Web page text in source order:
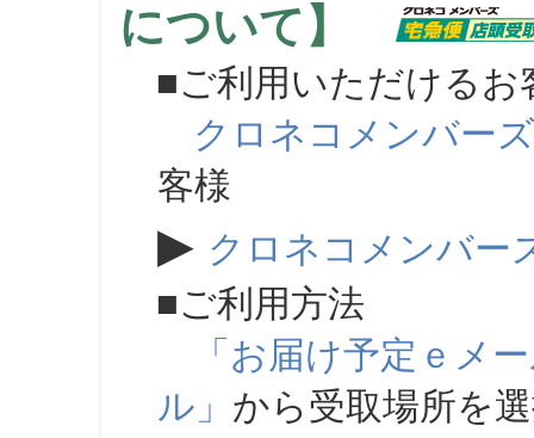
について】
■ご利用いただけるお
クロネコメンバーズ
客様
▶ クロネコメンバー
■ご利用方法
「お届け予定ｅメ
ル」 から受取場所を